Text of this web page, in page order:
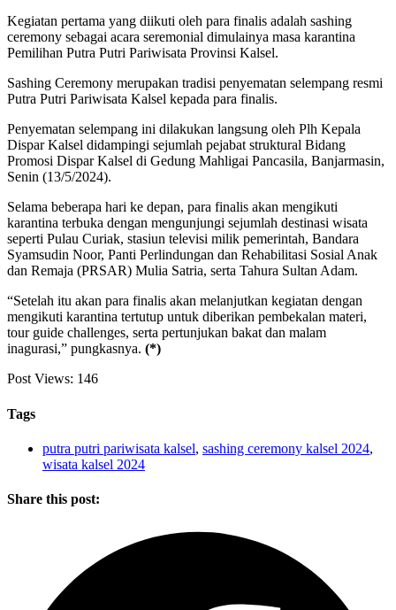
Kegiatan pertama yang diikuti oleh para finalis adalah sashing
ceremony sebagai acara seremonial dimulainya masa karantina
Pemilihan Putra Putri Pariwisata Provinsi Kalsel.
Sashing Ceremony merupakan tradisi penyematan selempang resmi
Putra Putri Pariwisata Kalsel kepada para finalis.
Penyematan selempang ini dilakukan langsung oleh Plh Kepala
Dispar Kalsel didampingi sejumlah pejabat struktural Bidang
Promosi Dispar Kalsel di Gedung Mahligai Pancasila, Banjarmasin,
Senin (13/5/2024).
Selama beberapa hari ke depan, para finalis akan mengikuti
karantina terbuka dengan mengunjungi sejumlah destinasi wisata
seperti Pulau Curiak, stasiun televisi milik pemerintah, Bandara
Syamsudin Noor, Panti Perlindungan dan Rehabilitasi Sosial Anak
dan Remaja (PRSAR) Mulia Satria, serta Tahura Sultan Adam.
“Setelah itu akan para finalis akan melanjutkan kegiatan dengan
mengikuti karantina tertutup untuk diberikan pembekalan materi,
tour guide challenges, serta pertunjukan bakat dan malam
inagurasi,” pungkasnya. (*)
Post Views: 146
Tags
putra putri pariwisata kalsel, sashing ceremony kalsel 2024,
wisata kalsel 2024
Share this post: